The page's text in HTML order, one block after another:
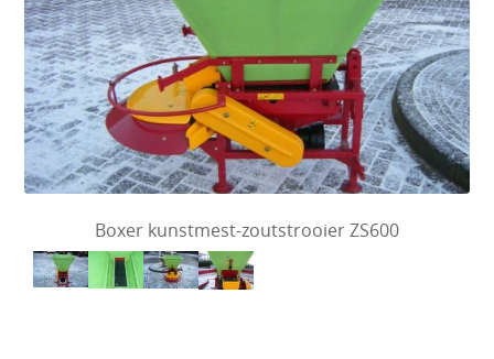
Boxer kunstmest-zoutstrooier ZS600